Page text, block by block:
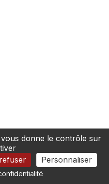
donne le contrôle sur
Personnaliser